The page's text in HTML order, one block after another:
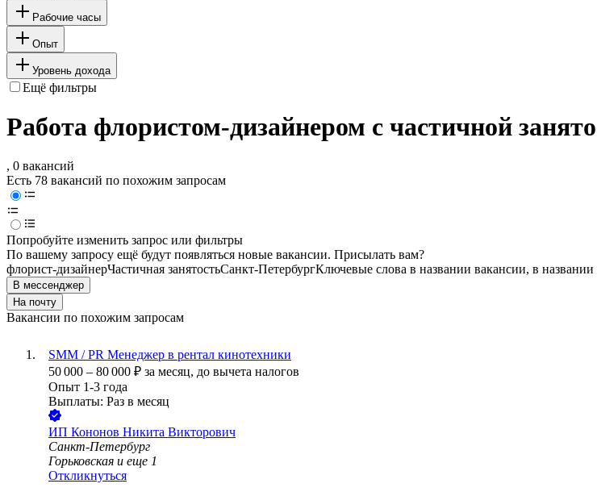
Рабочие часы
Опыт
Уровень дохода
Ещё фильтры
Работа флористом-дизайнером с частичной
, 0 вакансий
Есть 78 вакансий по похожим запросам
Попробуйте изменить запрос или фильтры
По вашему запросу ещё будут появляться новые вакансии. Присылать вам?
флорист-дизайнерЧастичная занятостьСанкт-ПетербургКлючевые слова в названии вакансии, в
В мессенджер
На почту
Вакансии по похожим запросам
SMM / PR Менеджер в рентал кинотехники
50 000 – 80 000 ₽ за месяц, до вычета налогов
Опыт 1-3 года
Выплаты: Раз в месяц
ИП Кононов Никита Викторович
Санкт-Петербург
Горьковская и еще 1
Откликнуться